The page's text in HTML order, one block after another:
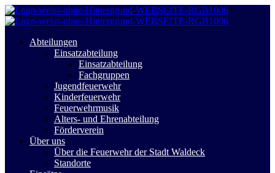
Abteilungen
Einsatzabteilung
Einsatzabteilung
Fachgruppen
Jugendfeuerwehr
Kinderfeuerwehr
Feuerwehrmusik
Alters- und Ehrenabteilung
Förderverein
Über uns
Über die Feuerwehr der Stadt Waldeck
Standorte